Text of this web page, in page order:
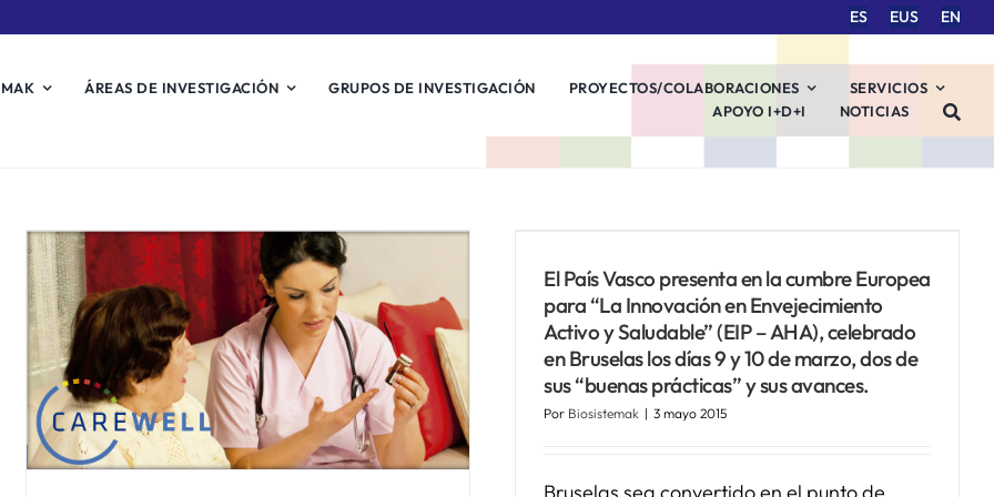
ES EUS EN
ÁREAS DE INVESTIGACIÓN GRUPOS DE INVESTIGACIÓN PROYECTOS/COLABORACIONES
SERVICIOS
APOYO I+D+I
NOTICIAS
Saludable” (EIP – AHA),
celebrado en Bruselas los
días 9 y 10 de marzo, dos de
sus “buenas prácticas” y sus
avances.
Noticias Biosistemak
El País Vasco presenta en la cumbre Europea
para “La Innovación en Envejecimiento
Activo y Saludable” (EIP – AHA), celebrado
en Bruselas los días 9 y 10 de marzo, dos de
sus “buenas prácticas” y sus avances.
Por Biosistemak | 3 mayo 2015